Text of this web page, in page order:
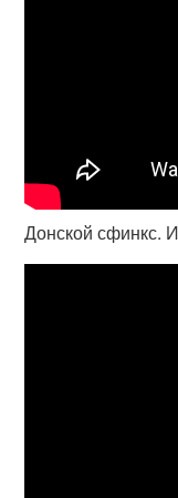
Донской сфинкс.